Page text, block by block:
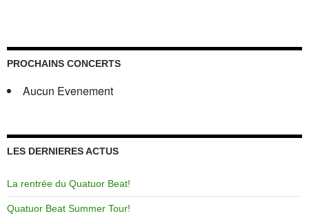
PROCHAINS CONCERTS
Aucun Evenement
LES DERNIERES ACTUS
La rentrée du Quatuor Beat!
Quatuor Beat Summer Tour!